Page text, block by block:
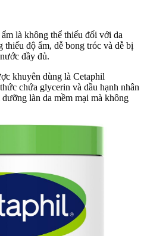
là không thể thiếu đối với da
thiếu độ ẩm, dễ bong tróc và dễ bị
đầy đủ.
khuyên dùng là Cetaphil
chứa glycerin và dầu hạnh nhân
làn da mềm mại mà không